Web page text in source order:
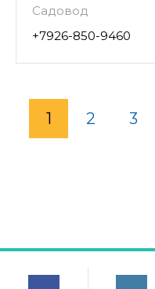
Садовод
+7926-850-9460
1 2 3